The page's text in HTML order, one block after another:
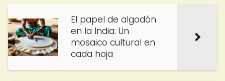
El papel de algodón
en la India: Un
mosaico cultural en
cada hoja